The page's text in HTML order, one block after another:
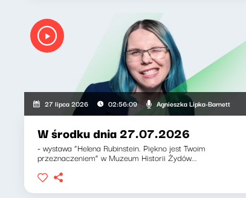
27 lipca 2026 02:56:09 Agnieszka Lipka-Barnett
W środku dnia 27.07.2026
- wystawa “Helena Rubinstein. Piękno jest Twoim
przeznaczeniem” w Muzeum Historii Żydów...